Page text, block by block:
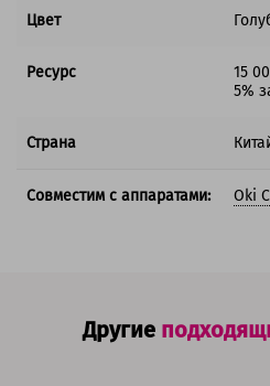
Цвет
Ресурс
15
5%
Страна
Совместим с аппаратами: Oki
Другие